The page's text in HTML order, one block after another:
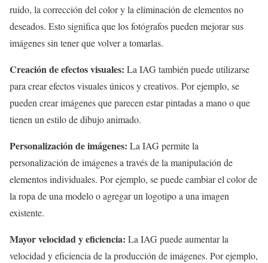
ruido, la corrección del color y la eliminación de elementos no
deseados. Esto significa que los fotógrafos pueden mejorar sus
imágenes sin tener que volver a tomarlas.
Creación de efectos visuales: La IAG también puede utilizarse
para crear efectos visuales únicos y creativos. Por ejemplo, se
pueden crear imágenes que parecen estar pintadas a mano o que
tienen un estilo de dibujo animado.
Personalización de imágenes: La IAG permite la
personalización de imágenes a través de la manipulación de
elementos individuales. Por ejemplo, se puede cambiar el color de
la ropa de una modelo o agregar un logotipo a una imagen
existente.
Mayor velocidad y eficiencia: La IAG puede aumentar la
velocidad y eficiencia de la producción de imágenes. Por ejemplo,